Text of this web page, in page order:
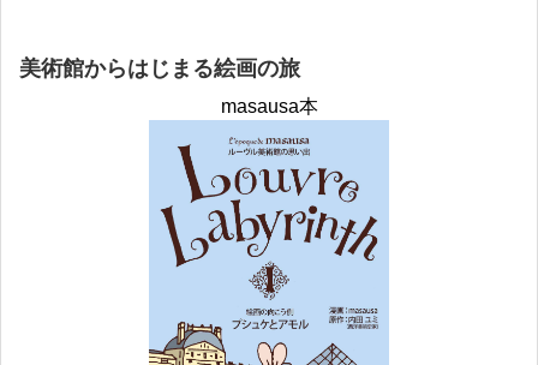
美術館からはじまる絵画の旅
masausa本